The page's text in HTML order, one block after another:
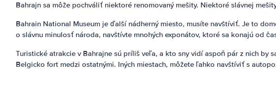
Bahrajn sa môže pochváliť niektoré renomovaný mešity. Niektoré slávnej
Bahrain National Museum je ďalší nádherný miesto, musíte navštíviť. Je to
o slávnu minulosť národa, navštívte mnohých exponátov, ktoré sa konajú od
Turistické atrakcie v Bahrajne sú príliš veľa, a kto sny vidí aspoň pár z nich
Belgicko fort medzi ostatnými. Iných miestach, môžete ľahko navštíviť s